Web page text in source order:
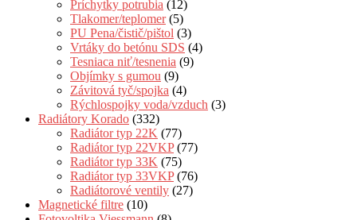
Príchytky potrubia (12)
Tlakomer/teplomer (5)
PU Pena/čistič/pištol (3)
Vrtáky do betónu SDS (4)
Tesniaca niť/tesnenia (9)
Objímky s gumou (9)
Závitová tyč/spojka (4)
Rýchlospojky voda/vzduch (3)
Radiátory Korado (332)
Radiátor typ 22K (77)
Radiátor typ 22VKP (77)
Radiátor typ 33K (75)
Radiátor typ 33VKP (76)
Radiátorové ventily (27)
Magnetické filtre (10)